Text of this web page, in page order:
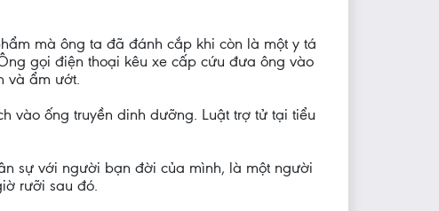
mà ông ta đã đánh cắp khi còn là một y tá
gọi điện thoại kêu xe cấp cứu đưa ông vào
và ẩm ướt.
vào ống truyền dinh dưỡng. Luật trợ tử tại tiểu
sự với người bạn đời của mình, là một người
rưỡi sau đó.